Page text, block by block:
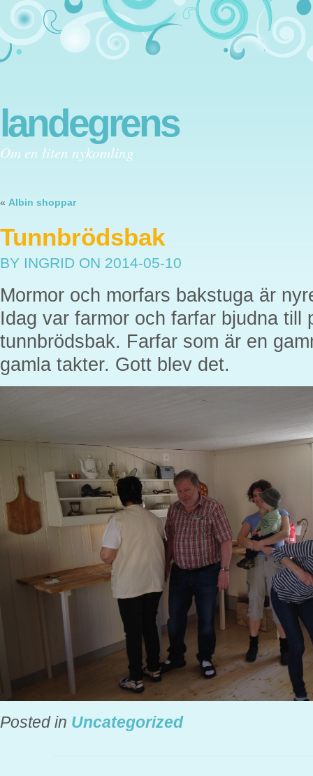
landegrens
Om en liten nykomling
« Albin shoppar
Tunnbrödsbak
BY INGRID ON 2014-05-10
Mormor och morfars bakstuga är
Idag var farmor och farfar bjudna till
tunnbrödsbak. Farfar som är en
gamla takter. Gott blev det.
Posted in Uncategorized